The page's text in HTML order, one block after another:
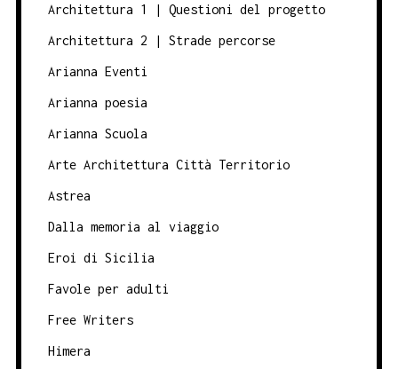
Architettura 1 | Questioni del progetto
Architettura 2 | Strade percorse
Arianna Eventi
Arianna poesia
Arianna Scuola
Arte Architettura Città Territorio
Astrea
Dalla memoria al viaggio
Eroi di Sicilia
Favole per adulti
Free Writers
Himera